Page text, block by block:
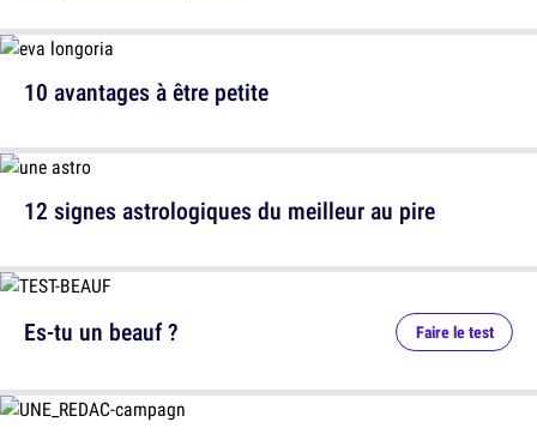
10 avantages à être petite
12 signes astrologiques du meilleur au pire
Es-tu un beauf ? Faire le test